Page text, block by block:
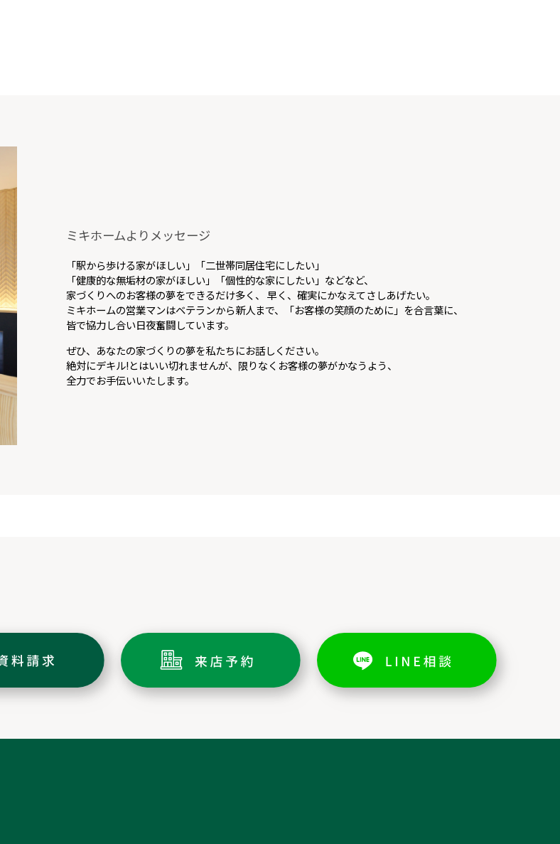
ミキホームよりメッセージ
「駅から歩ける家がほしい」「二世帯同居住宅にしたい」
「健康的な無垢材の家がほしい」「個性的な家にしたい」などなど、
家づくりへのお客様の夢をできるだけ多く、 早く、確実にかなえてさしあげたい。
ミキホームの営業マンはベテランから新人まで、「お客様の笑顔のために」を合言葉に、
皆で協力し合い日夜奮闘しています。
ぜひ、あなたの家づくりの夢を私たちにお話しください。
絶対にデキル!とはいい切れませんが、限りなくお客様の夢がかなうよう、
全力でお手伝いいたします。